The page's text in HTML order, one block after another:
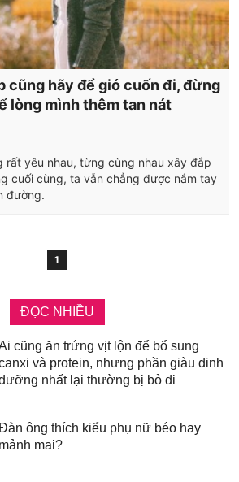
cũng hãy để gió cuốn đi, đừng
lòng mình thêm tan nát
rất yêu nhau, từng cùng nhau xây đắp
cuối cùng, ta vẫn chẳng được nắm tay
đường.
1
ĐỌC NHIỀU
cũng ăn trứng vịt lộn để bổ sung
và protein, nhưng phần giàu dinh
nhất lại thường bị bỏ đi
ông thích kiểu phụ nữ béo hay
mảnh mai?